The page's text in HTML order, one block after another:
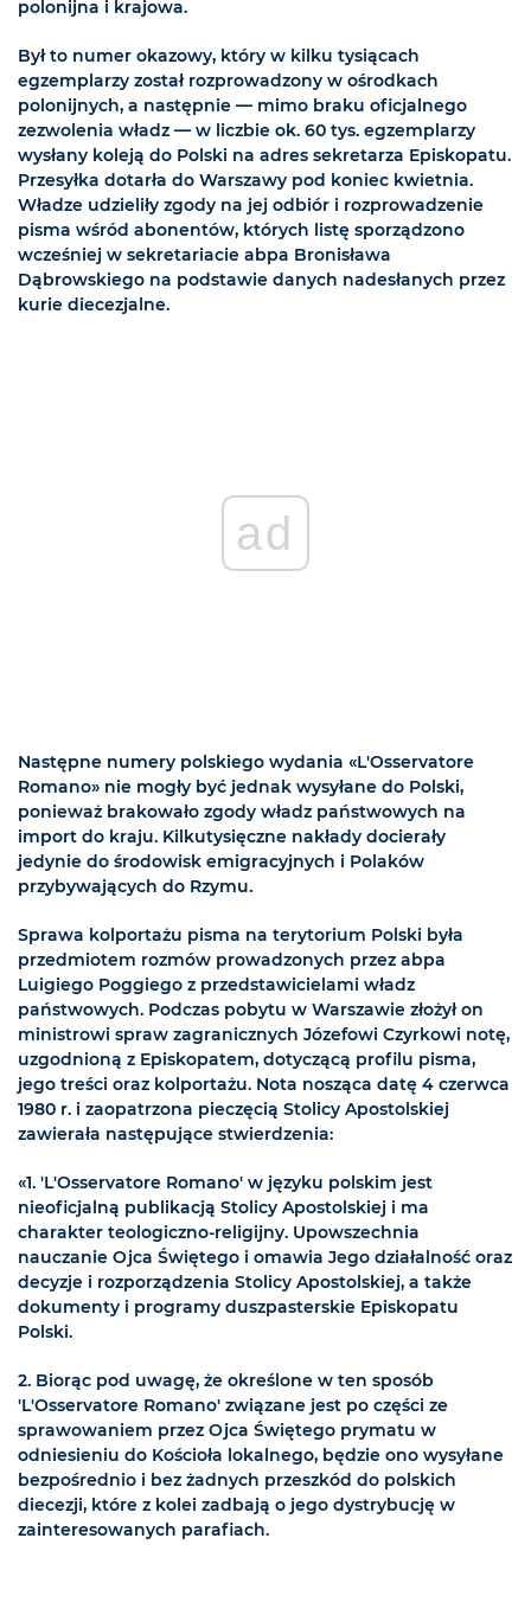
polonijna i krajowa.
Był to numer okazowy, który w kilku tysiącach
egzemplarzy został rozprowadzony w ośrodkach
polonijnych, a następnie — mimo braku oficjalnego
zezwolenia władz — w liczbie ok. 60 tys. egzemplarzy
wysłany koleją do Polski na adres sekretarza Episkopatu.
Przesyłka dotarła do Warszawy pod koniec kwietnia.
Władze udzieliły zgody na jej odbiór i rozprowadzenie
pisma wśród abonentów, których listę sporządzono
wcześniej w sekretariacie abpa Bronisława
Dąbrowskiego na podstawie danych nadesłanych przez
kurie diecezjalne.
ad
Następne numery polskiego wydania «L'Osservatore
Romano» nie mogły być jednak wysyłane do Polski,
ponieważ brakowało zgody władz państwowych na
import do kraju. Kilkutysięczne nakłady docierały
jedynie do środowisk emigracyjnych i Polaków
przybywających do Rzymu.
Sprawa kolportażu pisma na terytorium Polski była
przedmiotem rozmów prowadzonych przez abpa
Luigiego Poggiego z przedstawicielami władz
państwowych. Podczas pobytu w Warszawie złożył on
ministrowi spraw zagranicznych Józefowi Czyrkowi notę,
uzgodnioną z Episkopatem, dotyczącą profilu pisma,
jego treści oraz kolportażu. Nota nosząca datę 4 czerwca
1980 r. i zaopatrzona pieczęcią Stolicy Apostolskiej
zawierała następujące stwierdzenia:
«1. 'L'Osservatore Romano' w języku polskim jest
nieoficjalną publikacją Stolicy Apostolskiej i ma
charakter teologiczno-religijny. Upowszechnia
nauczanie Ojca Świętego i omawia Jego działalność oraz
decyzje i rozporządzenia Stolicy Apostolskiej, a także
dokumenty i programy duszpasterskie Episkopatu
Polski.
2. Biorąc pod uwagę, że określone w ten sposób
'L'Osservatore Romano' związane jest po części ze
sprawowaniem przez Ojca Świętego prymatu w
odniesieniu do Kościoła lokalnego, będzie ono wysyłane
bezpośrednio i bez żadnych przeszkód do polskich
diecezji, które z kolei zadbają o jego dystrybucję w
zainteresowanych parafiach.